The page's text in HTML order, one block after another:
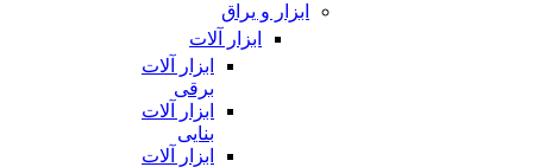
ابزار و یراق
ابزار آلات
ابزار آلات
برقی
ابزار آلات
بنایی
ابزار آلات